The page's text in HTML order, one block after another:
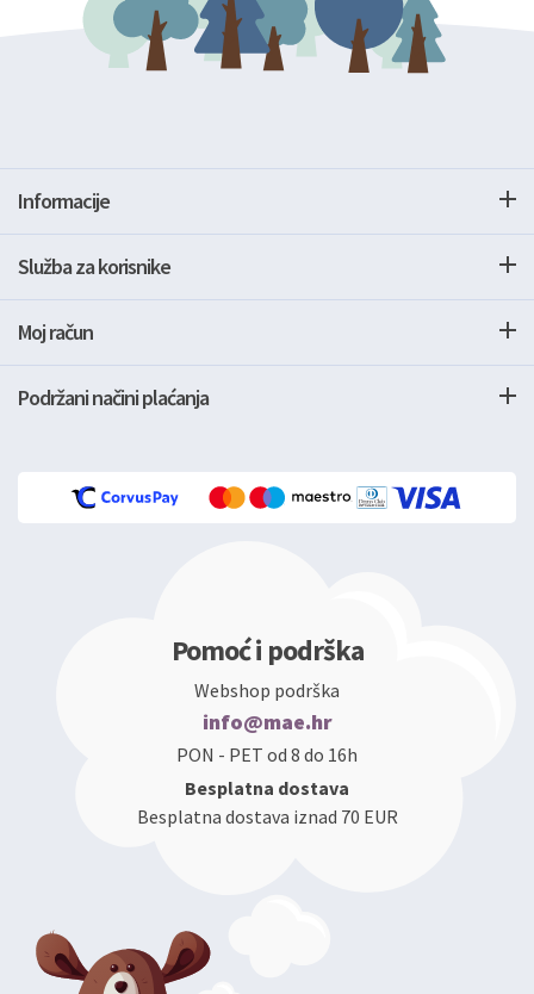
Informacije
Služba za korisnike
Moj račun
Podržani načini plaćanja
Pomoć i podrška
Webshop podrška
info@mae.hr
PON - PET od 8 do 16h
Besplatna dostava
Besplatna dostava iznad 70 EUR